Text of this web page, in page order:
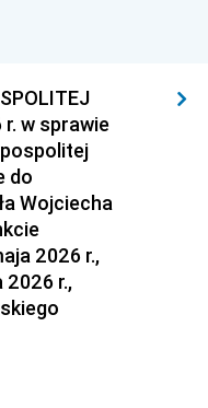
r. w sprawie
do
Wojciecha
2026 r.,
2026 r.,